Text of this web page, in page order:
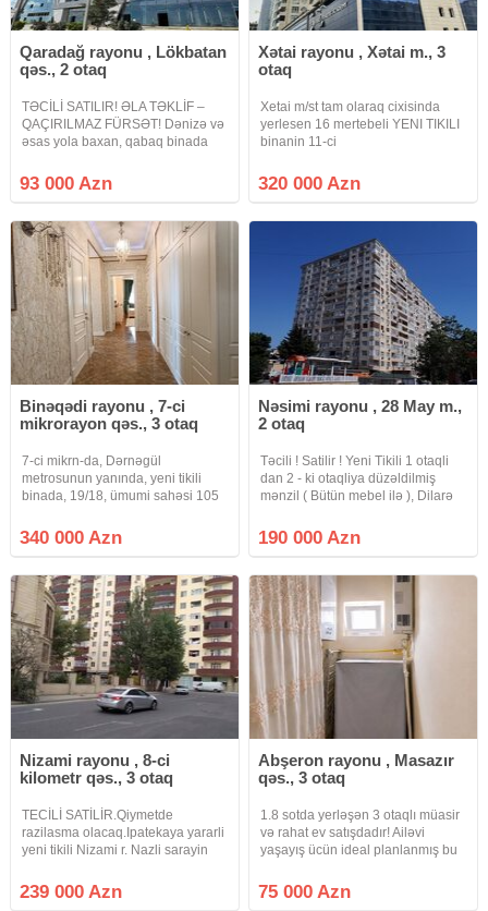
Qaradağ rayonu , Lökbatan
qəs., 2 otaq
TƏCİLİ SATILIR! ƏLA TƏKLİF –
QAÇIRILMAZ FÜRSƏT! Dənizə və
əsas yola baxan, qabaq binada
Bölməsinin yanında yerləşən
Premium yaşayış kompleksi –
93 000 Azn
Xətai rayonu , Xətai m., 3
otaq
Xetai m/st tam olaraq cixisinda
yerlesen 16 mertebeli YENI TIKILI
binanin 11-ci
MAYAK) GENIS kvadratli QANUNI
3 otaqli menzil satilir binada qaz
320 000 Azn
Binəqədi rayonu , 7-ci
mikrorayon qəs., 3 otaq
7-ci mikrn-da, Dərnəgül
metrosunun yanında, yeni tikili
binada, 19/18, ümumi sahəsi 105
3 otaqlı mənzil satılır. Mənzilin
super panoraması var. Yaxınlıqda
340 000 Azn
Nəsimi rayonu , 28 May m.,
2 otaq
Təcili ! Satilir ! Yeni Tikili 1 otaqli
dan 2 - ki otaqliya düzəldilmiş
mənzil ( Bütün mebel ilə ), Dilarə
Vurğun Bağı ", Dəmir Yolları
idaresi və " 28 May " metrosu
190 000 Azn
Nizami rayonu , 8-ci
kilometr qəs., 3 otaq
TECİLİ SATİLİR.Qiymetde
razilasma olacaq.Ipatekaya yararli
yeni tikili Nizami r. Nazli sarayin
sahesi 126.2 kv m.olan 3 otaqli 2
balqonlu yelceken menzil
239 000 Azn
Abşeron rayonu , Masazır
qəs., 3 otaq
1.8 sotda yerləşən 3 otaqlı müasir
və rahat ev satışdadır! Ailəvi
yaşayış ücün ideal planlanmış bu
olduğu üçün qiymətdə endirim
mümkündür. Bu ev əlverişli şəraiti,
75 000 Azn